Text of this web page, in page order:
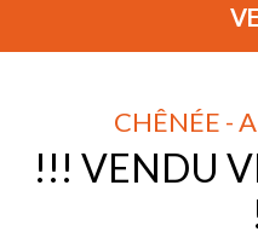
CHÊNÉE -
!!! VENDU